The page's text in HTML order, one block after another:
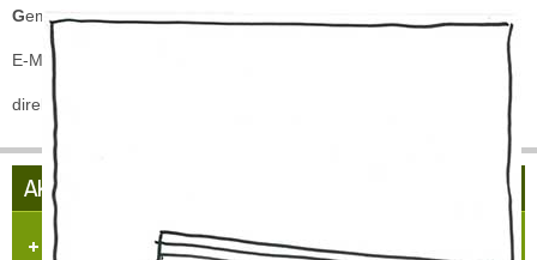
Gemeinschaft-
E-Mail:
direkt erreichen.
AKTUELLES AUS HÜLCHRATH
Herzlich Willkommen in Hülchrath